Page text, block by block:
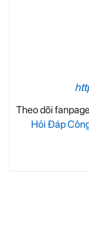
Theo dõi
Hỏi Đáp